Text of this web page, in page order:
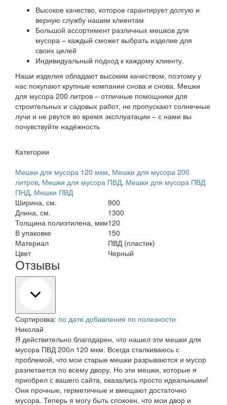
Высокое качество, которое гарантирует долгую и
верную службу нашим клиентам
Большой ассортимент различных мешков для
мусора – каждый сможет выбрать изделие для
своих целей
Индивидуальный подход к каждому клиенту.
Наши изделия обладают высоким качеством, поэтому у
нас покупают крупные компании снова и снова. Мешки
для мусора 200 литров – отличные помощники для
строительных и садовых работ, не пропускают солнечные
лучи и не рвутся во время эксплуатации – с нами вы
почувствуйте надёжность
Категории
Мешки для мусора 120 мкм, Мешки для мусора 200
литров, Мешки для мусора ПВД, Мешки для мусора ПВД
ПНД, Мешки ПВД
Ширина, см.
900
Длина, см.
1300
Толщина полиэтилена, мкм120
В упаковке
150
Материал
ПВД (пластик)
Цвет
Черный
Отзывы
Сортировка: по дате добавления по полезности
Николай
Я действительно благодарен, что нашел эти мешки для
мусора ПВД 200л 120 мкм. Всегда сталкиваюсь с
проблемой, что мои старые мешки разрываются и мусор
разлетается по всему двору. Но эти мешки, которые я
приобрел с вашего сайта, оказались просто идеальными!
Они прочные, герметичные и вмещают достаточно
мусора. Теперь я могу быть спокоен, что мои двор и